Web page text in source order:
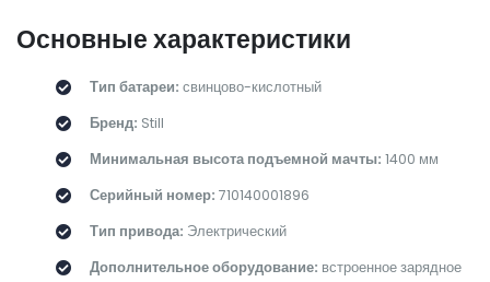
Основные характеристики
Тип батареи: свинцово-кислотный
Бренд: Still
Минимальная высота подъемной мачты: 1400 мм
Серийный номер: 710140001896
Тип привода: Электрический
Дополнительное оборудование: встроенное зарядное